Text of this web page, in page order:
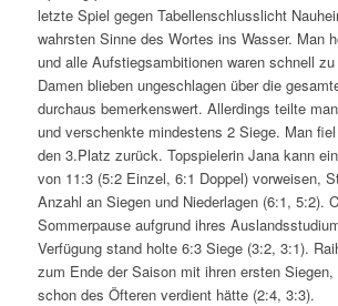
letzte Spiel gegen Tabellenschlusslicht
wahrsten Sinne des Wortes ins Wasser. Man
und alle Aufstiegsambitionen waren schnell
Damen blieben ungeschlagen über die
durchaus bemerkenswert. Allerdings teilte
und verschenkte mindestens 2 Siege. Man
den 3.Platz zurück. Topspielerin Jana kann
von 11:3 (5:2 Einzel, 6:1 Doppel) vorweisen,
Anzahl an Siegen und Niederlagen (6:1, 5:2).
Sommerpause aufgrund ihres
Verfügung stand holte 6:3 Siege (3:2, 3:1).
zum Ende der Saison mit ihren ersten
schon des Öfteren verdient hätte (2:4, 3:3).